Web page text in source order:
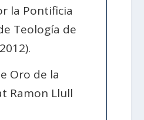
la Pontificia
Teología de
Oro de la
Ramon Llull